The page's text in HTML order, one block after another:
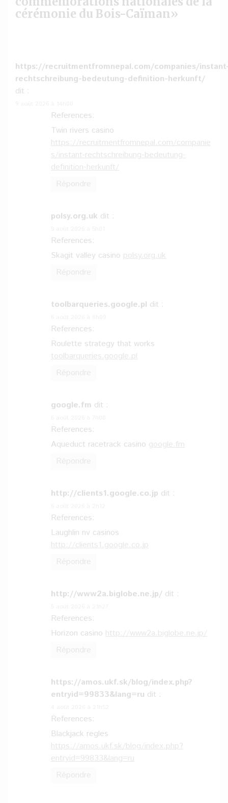
cérémonie du Bois-Caïman»
https://recruitmentfromnepal.com/companies/
rechtschreibung-bedeutung-definition-herkunft/
dit :
References:
Twin rivers casino
https://recruitmentfromnepal.com/companie
s/instant-rechtschreibung-bedeutung-
definition-herkunft/
polsy.org.uk dit :
References:
Skagit valley casino polsy.org.uk
toolbarqueries.google.pl dit :
References:
Roulette strategy that works
toolbarqueries.google.pl
google.fm dit :
References:
Aqueduct racetrack casino google.fm
http://clients1.google.co.jp dit :
References:
Laughlin nv casinos
http://clients1.google.co.jp
http://www2a.biglobe.ne.jp/ dit :
References:
Horizon casino http://www2a.biglobe.ne.jp/
https://amos.ukf.sk/blog/index.php?
entryid=99833&lang=ru dit :
References:
Blackjack regles
https://amos.ukf.sk/blog/index.php?
entryid=99833&lang=ru